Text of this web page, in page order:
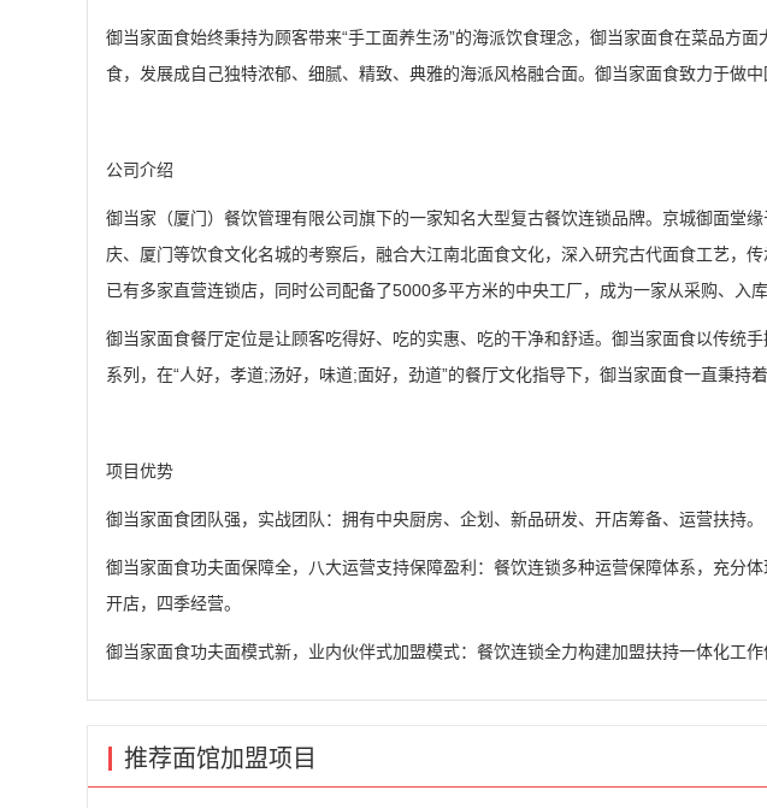
御当家面食始终秉持为顾客带来“手工面养生汤”的海派饮食理念，御当家面食在菜品方
食，发展成自己独特浓郁、细腻、精致、典雅的海派风格融合面。御当家面食致力于做中
公司介绍
御当家（厦门）餐饮管理有限公司旗下的一家知名大型复古餐饮连锁品牌。京城御面堂
庆、厦门等饮食文化名城的考察后，融合大江南北面食文化，深入研究古代面食工艺，
已有多家直营连锁店，同时公司配备了5000多平方米的中央工厂，成为一家从采购、入
御当家面食餐厅定位是让顾客吃得好、吃的实惠、吃的干净和舒适。御当家面食以传统
系列，在“人好，孝道;汤好，味道;面好，劲道”的餐厅文化指导下，御当家面食一直秉持
项目优势
御当家面食团队强，实战团队：拥有中央厨房、企划、新品研发、开店筹备、运营扶持。
御当家面食功夫面保障全，八大运营支持保障盈利：餐饮连锁多种运营保障体系，充分
开店，四季经营。
御当家面食功夫面模式新，业内伙伴式加盟模式：餐饮连锁全力构建加盟扶持一体化工作
推荐面馆加盟项目